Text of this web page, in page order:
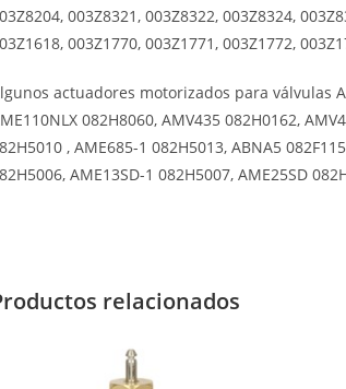
003Z8321, 003Z8322, 003Z8324,
003Z1770, 003Z1771, 003Z1772,
actuadores motorizados para válvulas
082H8060, AMV435 082H0162,
, AME685-1 082H5013, ABNA5
AME13SD-1 082H5007, AME25SD
relacionados